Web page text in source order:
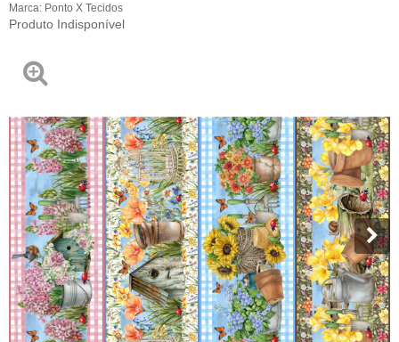
Marca: Ponto X Tecidos
Produto Indisponível